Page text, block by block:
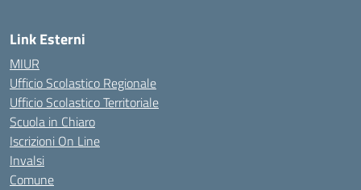
Link Esterni
MIUR
Ufficio Scolastico Regionale
Ufficio Scolastico Territoriale
Scuola in Chiaro
Iscrizioni On Line
Invalsi
Comune